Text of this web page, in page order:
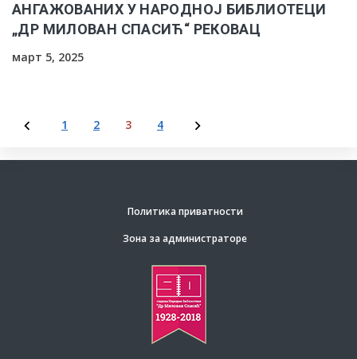
АНГАЖОВАНИХ У НАРОДНОЈ БИБЛИОТЕЦИ
„ДР МИЛОВАН СПАСИЋ“ РЕКОВАЦ
март 5, 2025
Пагинација
1 2 3 4
Политика приватности
Зона за администраторе